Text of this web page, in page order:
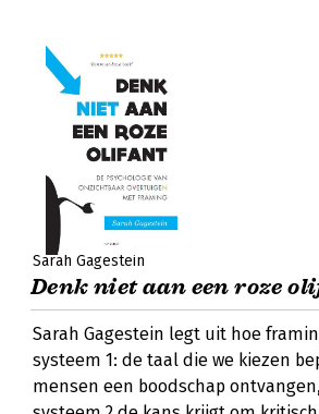
Sarah Gagestein
Denk niet aan een roze
Sarah Gagestein legt uit hoe
systeem 1: de taal die we kiezen
mensen een boodschap